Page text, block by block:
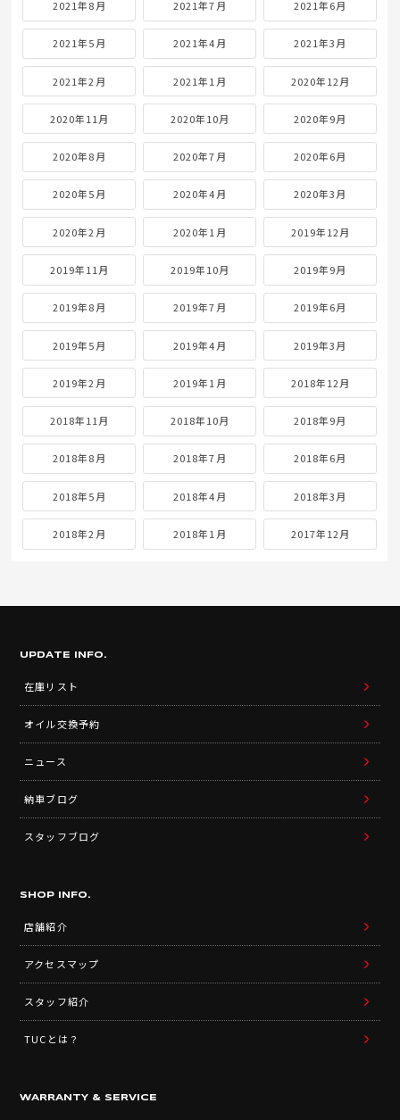
2021年8月 2021年7月 2021年6月
2021年5月 2021年4月 2021年3月
2021年2月 2021年1月 2020年12月
2020年11月 2020年10月 2020年9月
2020年8月 2020年7月 2020年6月
2020年5月 2020年4月 2020年3月
2020年2月 2020年1月 2019年12月
2019年11月 2019年10月 2019年9月
2019年8月 2019年7月 2019年6月
2019年5月 2019年4月 2019年3月
2019年2月 2019年1月 2018年12月
2018年11月 2018年10月 2018年9月
2018年8月 2018年7月 2018年6月
2018年5月 2018年4月 2018年3月
2018年2月 2018年1月 2017年12月
UPDATE INFO.
在庫リスト
オイル交換予約
ニュース
納車ブログ
スタッフブログ
SHOP INFO.
店舗紹介
アクセスマップ
スタッフ紹介
TUCとは？
WARRANTY & SERVICE